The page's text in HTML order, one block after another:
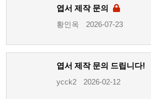
엽서 제작 문의
황인옥
2026-07-23
엽서 제작 문의 드립니다!
ycck2
2026-02-12